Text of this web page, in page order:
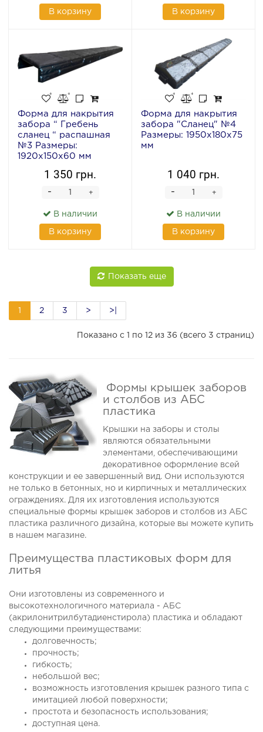
В корзину В корзину
Форма для накрытия
забора “ Гребень
сланец “ распашная
№3 Размеры:
1920x150x60 мм
1 350 грн.
+
-
В наличии
В корзину
Форма для накрытия
забора "Сланец" №4
Размеры: 1950х180х75
мм
1 040 грн.
+
-
В наличии
В корзину
Показать еще
2 3 > >|
Показано с 1 по 12 из 36 (всего 3 страниц)
Формы крышек заборов
и столбов из АБС
пластика
Крышки на заборы и столы
являются обязательными
элементами, обеспечивающими
декоративное оформление всей
конструкции и ее завершенный вид. Они используются
не только в бетонных, но и кирпичных и металлических
ограждениях. Для их изготовления используются
специальные формы крышек заборов и столбов из АБС
пластика различного дизайна, которые вы можете купить
в нашем магазине.
Преимущества пластиковых форм для
литья
Они изготовлены из современного и
высокотехнологичного материала - АБС
(акрилонитрилбутадиенстирола) пластика и обладают
следующими
преимуществами :
долговечность;
прочность;
гибкость;
небольшой вес;
возможность изготовления крышек разного типа с
имитацией любой поверхности;
простота и безопасность использования;
доступная цена.